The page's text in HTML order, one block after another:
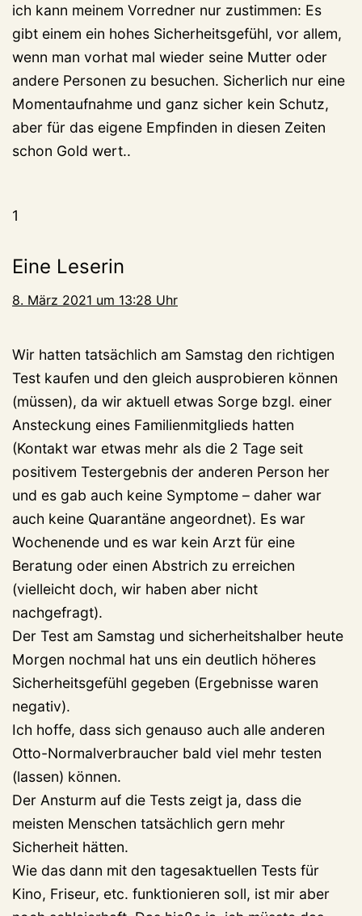
ich kann meinem Vorredner nur zustimmen: Es
gibt einem ein hohes Sicherheitsgefühl, vor allem,
wenn man vorhat mal wieder seine Mutter oder
andere Personen zu besuchen. Sicherlich nur eine
Momentaufnahme und ganz sicher kein Schutz,
aber für das eigene Empfinden in diesen Zeiten
schon Gold wert..
1
Eine Leserin
8. März 2021 um 13:28 Uhr
Wir hatten tatsächlich am Samstag den richtigen
Test kaufen und den gleich ausprobieren können
(müssen), da wir aktuell etwas Sorge bzgl. einer
Ansteckung eines Familienmitglieds hatten
(Kontakt war etwas mehr als die 2 Tage seit
positivem Testergebnis der anderen Person her
und es gab auch keine Symptome – daher war
auch keine Quarantäne angeordnet). Es war
Wochenende und es war kein Arzt für eine
Beratung oder einen Abstrich zu erreichen
(vielleicht doch, wir haben aber nicht
nachgefragt).
Der Test am Samstag und sicherheitshalber heute
Morgen nochmal hat uns ein deutlich höheres
Sicherheitsgefühl gegeben (Ergebnisse waren
negativ).
Ich hoffe, dass sich genauso auch alle anderen
Otto-Normalverbraucher bald viel mehr testen
(lassen) können.
Der Ansturm auf die Tests zeigt ja, dass die
meisten Menschen tatsächlich gern mehr
Sicherheit hätten.
Wie das dann mit den tagesaktuellen Tests für
Kino, Friseur, etc. funktionieren soll, ist mir aber